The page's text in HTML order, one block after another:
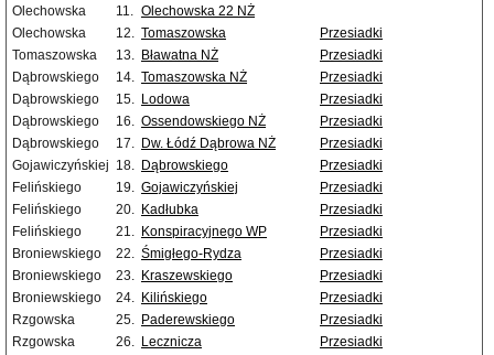
Olechowska
11. Olechowska 22 NŻ
Olechowska
12. Tomaszowska
Przesiadki
Tomaszowska
13. Bławatna NŻ
Przesiadki
Dąbrowskiego
14. Tomaszowska NŻ
Przesiadki
Dąbrowskiego
15. Lodowa
Przesiadki
Dąbrowskiego
16. Ossendowskiego NŻ
Przesiadki
Dąbrowskiego
17. Dw. Łódź Dąbrowa NŻ
Przesiadki
Gojawiczyńskiej 18. Dąbrowskiego
Przesiadki
Felińskiego
19. Gojawiczyńskiej
Przesiadki
Felińskiego
20. Kadłubka
Przesiadki
Felińskiego
21. Konspiracyjnego WP
Przesiadki
Broniewskiego
22. Śmigłego-Rydza
Przesiadki
Broniewskiego
23. Kraszewskiego
Przesiadki
Broniewskiego
24. Kilińskiego
Przesiadki
Rzgowska
25. Paderewskiego
Przesiadki
Rzgowska
26. Lecznicza
Przesiadki